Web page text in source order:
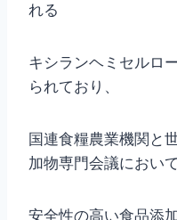
れる
キシランヘミセルロ
られており、
国連食糧農業機関と
加物専門会議において
安全性の高い食品添